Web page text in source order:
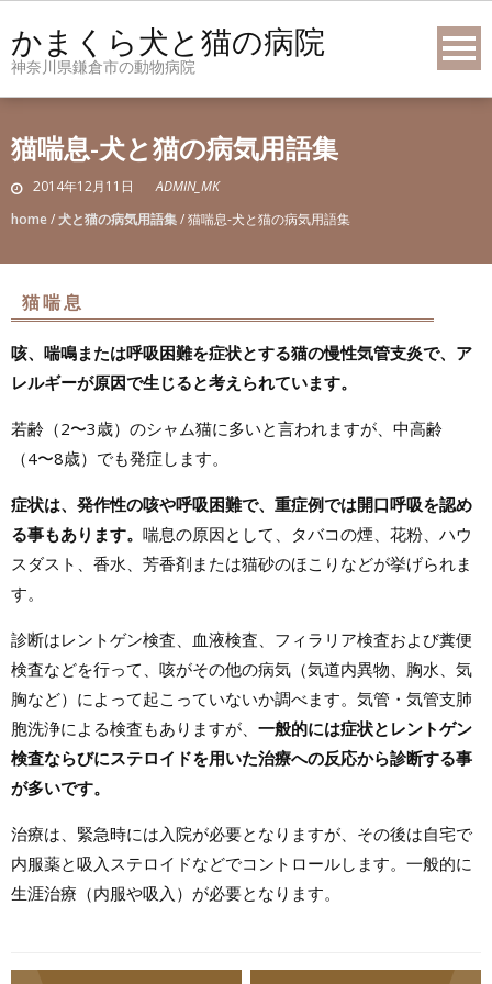
to
content
かまくら犬と猫の病院
神奈川県鎌倉市の動物病院
猫喘息-犬と猫の病気用語集
2014年12月11日
ADMIN_MK
home/犬と猫の病気用語集/猫喘息-犬と猫の病気用語集
猫喘息
咳、喘鳴または呼吸困難を症状とする猫の慢性気管支炎で、ア
レルギーが原因で生じると考えられています。
若齢（2〜3歳）のシャム猫に多いと言われますが、中高齢
（4〜8歳）でも発症します。
症状は、発作性の咳や呼吸困難で、重症例では開口呼吸を認め
る事もあります。 喘息の原因として、タバコの煙、花粉、ハウ
スダスト、香水、芳香剤または猫砂のほこりなどが挙げられま
す。
診断はレントゲン検査、血液検査、フィラリア検査および糞便
検査などを行って、咳がその他の病気（気道内異物、胸水、気
胸など）によって起こっていないか調べます。気管・気管支肺
胞洗浄による検査もありますが、 一般的には症状とレントゲン
検査ならびにステロイドを用いた治療への反応から診断する事
が多いです。
治療は、緊急時には入院が必要となりますが、その後は自宅で
内服薬と吸入ステロイドなどでコントロールします。一般的に
生涯治療（内服や吸入）が必要となります。